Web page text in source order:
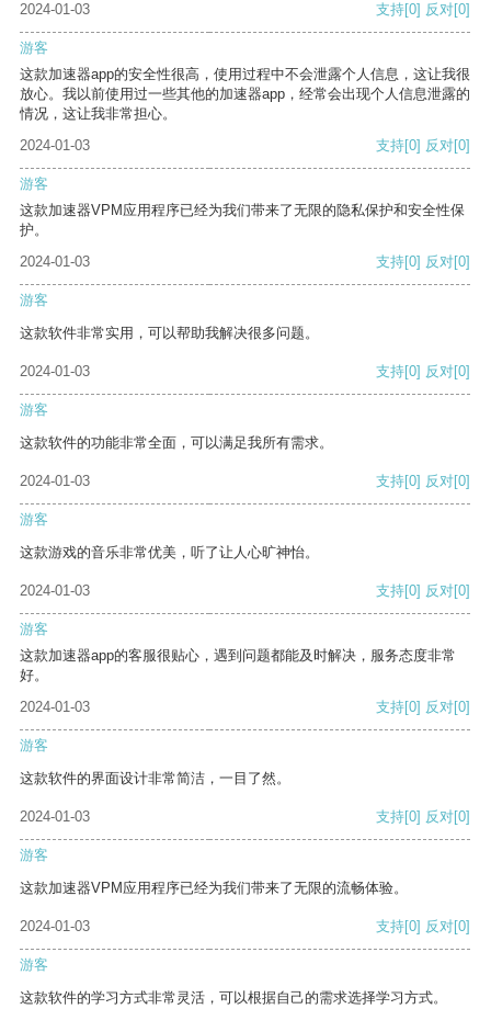
2024-01-03
支持[0] 反对[0]
游客
这款加速器app的安全性很高，使用过程中不会泄露个人信息，这让我很
放心。我以前使用过一些其他的加速器app，经常会出现个人信息泄露的
情况，这让我非常担心。
2024-01-03
支持[0] 反对[0]
游客
这款加速器VPM应用程序已经为我们带来了无限的隐私保护和安全性保
护。
2024-01-03
支持[0] 反对[0]
游客
这款软件非常实用，可以帮助我解决很多问题。
2024-01-03 支持[0] 反对[0]
游客
这款软件的功能非常全面，可以满足我所有需求。
2024-01-03 支持[0] 反对[0]
游客
这款游戏的音乐非常优美，听了让人心旷神怡。
2024-01-03 支持[0] 反对[0]
游客
这款加速器app的客服很贴心，遇到问题都能及时解决，服务态度非常
好。
2024-01-03
支持[0] 反对[0]
游客
这款软件的界面设计非常简洁，一目了然。
2024-01-03 支持[0] 反对[0]
游客
这款加速器VPM应用程序已经为我们带来了无限的流畅体验。
2024-01-03 支持[0] 反对[0]
游客
这款软件的学习方式非常灵活，可以根据自己的需求选择学习方式。